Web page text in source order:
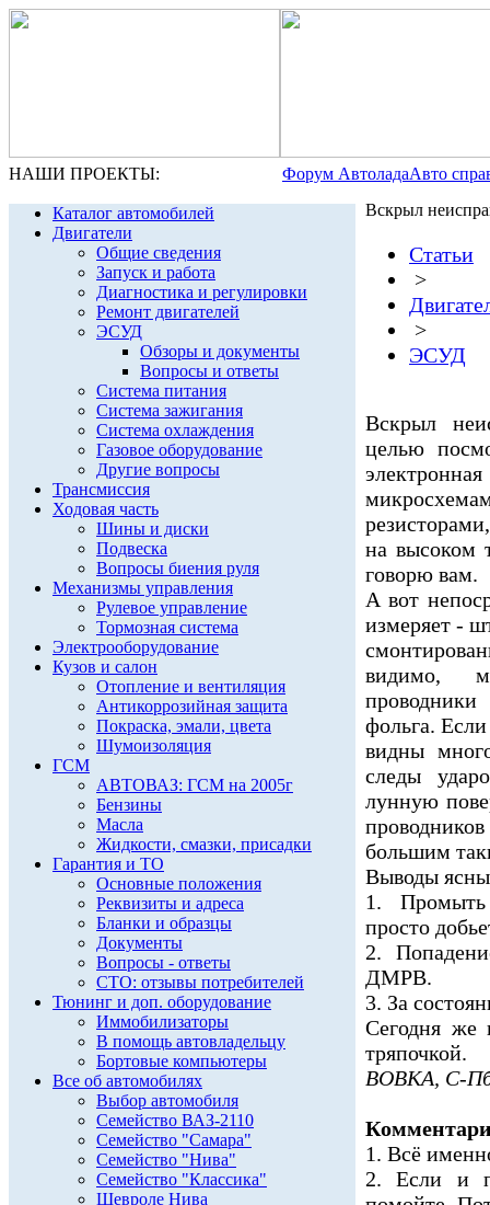
НАШИ ПРОЕКТЫ: Форум АвтоладаАвто
Каталог автомобилей
Двигатели
Общие сведения
Запуск и работа
Диагностика и регулировки
Ремонт двигателей
ЭСУД
Обзоры и документы
Вопросы и ответы
Система питания
Система зажигания
Система охлаждения
Газовое оборудование
Другие вопросы
Трансмиссия
Ходовая часть
Шины и диски
Подвеска
Вопросы биения руля
Механизмы управления
Рулевое управление
Тормозная система
Электрооборудование
Кузов и салон
Отопление и вентиляция
Антикоррозийная защита
Покраска, эмали, цвета
Шумоизоляция
ГСМ
АВТОВАЗ: ГСМ на 2005г
Бензины
Масла
Жидкости, смазки, присадки
Гарантия и ТО
Основные положения
Реквизиты и адреса
Бланки и образцы
Документы
Вопросы - ответы
СТО: отзывы потребителей
Тюнинг и доп. оборудование
Иммобилизаторы
В помощь автовладельцу
Бортовые компьютеры
Все об автомобилях
Выбор автомобиля
Семейство ВАЗ-2110
Семейство "Самара"
Семейство "Нива"
Семейство "Классика"
Шевроле Нива
Вскрыл
Статьи
>
>
ЭСУД
Вскрыл
целью
на высоком
говорю вам.
А вот
измеряет -
видимо,
фольга.
видны
следы
лунную
большим
Выводы
1.
просто
2.
ДМРВ.
3. За
Сегодня же
тряпочкой.
BOBKA, С-
1. Всё
2. Если и